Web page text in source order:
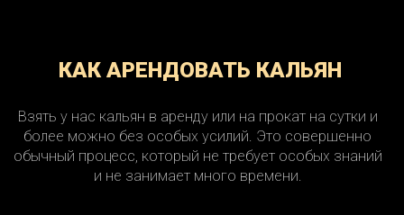
КАК АРЕНДОВАТЬ КАЛЬЯН
Взять у нас кальян в аренду или на прокат на сутки и
более можно без особых усилий. Это совершенно
обычный процесс, который не требует особых знаний
и не занимает много времени.